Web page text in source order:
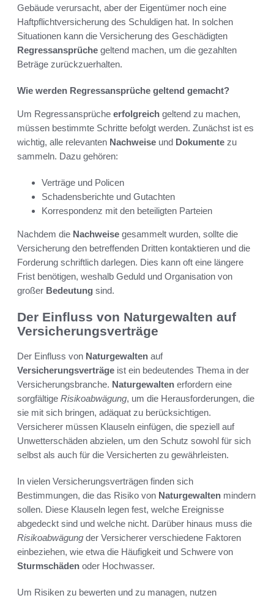
Gebäude verursacht, aber der Eigentümer noch eine
Haftpflichtversicherung des Schuldigen hat. In solchen
Situationen kann die Versicherung des Geschädigten
Regressansprüche geltend machen, um die gezahlten
Beträge zurückzuerhalten.
Wie werden Regressansprüche geltend gemacht?
Um Regressansprüche erfolgreich geltend zu machen,
müssen bestimmte Schritte befolgt werden. Zunächst ist es
wichtig, alle relevanten Nachweise und Dokumente zu
sammeln. Dazu gehören:
Verträge und Policen
Schadensberichte und Gutachten
Korrespondenz mit den beteiligten Parteien
Nachdem die Nachweise gesammelt wurden, sollte die
Versicherung den betreffenden Dritten kontaktieren und die
Forderung schriftlich darlegen. Dies kann oft eine längere
Frist benötigen, weshalb Geduld und Organisation von
großer Bedeutung sind.
Der Einfluss von Naturgewalten auf
Versicherungsverträge
Der Einfluss von Naturgewalten auf
Versicherungsverträge ist ein bedeutendes Thema in der
Versicherungsbranche. Naturgewalten erfordern eine
sorgfältige Risikoabwägung, um die Herausforderungen, die
sie mit sich bringen, adäquat zu berücksichtigen.
Versicherer müssen Klauseln einfügen, die speziell auf
Unwetterschäden abzielen, um den Schutz sowohl für sich
selbst als auch für die Versicherten zu gewährleisten.
In vielen Versicherungsverträgen finden sich
Bestimmungen, die das Risiko von Naturgewalten mindern
sollen. Diese Klauseln legen fest, welche Ereignisse
abgedeckt sind und welche nicht. Darüber hinaus muss die
Risikoabwägung der Versicherer verschiedene Faktoren
einbeziehen, wie etwa die Häufigkeit und Schwere von
Sturmschäden oder Hochwasser.
Um Risiken zu bewerten und zu managen, nutzen